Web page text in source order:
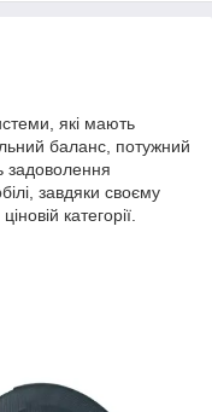
які мають
баланс, потужний
задоволення
завдяки своєму
категорії.